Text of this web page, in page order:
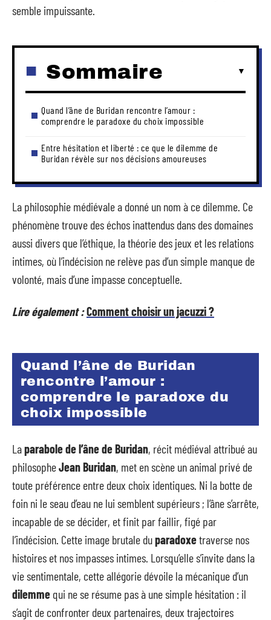
semble impuissante.
Sommaire
Quand l’âne de Buridan rencontre l’amour :
comprendre le paradoxe du choix impossible
Entre hésitation et liberté : ce que le dilemme de
Buridan révèle sur nos décisions amoureuses
La philosophie médiévale a donné un nom à ce dilemme. Ce
phénomène trouve des échos inattendus dans des domaines
aussi divers que l’éthique, la théorie des jeux et les relations
intimes, où l’indécision ne relève pas d’un simple manque de
volonté, mais d’une impasse conceptuelle.
Lire également :Comment choisir un jacuzzi ?
Quand l’âne de Buridan
rencontre l’amour :
comprendre le paradoxe du
choix impossible
Laparabole de l’âne de Buridan, récit médiéval attribué au
philosopheJean Buridan, met en scène un animal privé de
toute préférence entre deux choix identiques. Ni la botte de
foin ni le seau d’eau ne lui semblent supérieurs ; l’âne s’arrête,
incapable de se décider, et finit par faillir, figé par
l’indécision. Cette image brutale duparadoxetraverse nos
histoires et nos impasses intimes. Lorsqu’elle s’invite dans la
vie sentimentale, cette allégorie dévoile la mécanique d’un
dilemme qui ne se résume pas à une simple hésitation : il
s’agit de confronter deux partenaires, deux trajectoires